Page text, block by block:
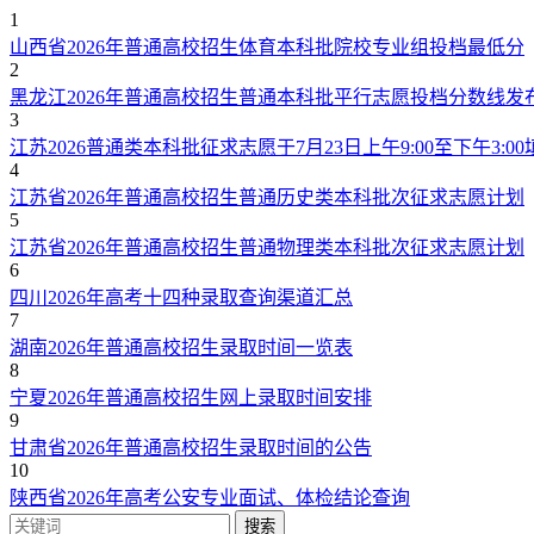
1
山西省2026年普通高校招生体育本科批院校专业组投档最低分
2
黑龙江2026年普通高校招生普通本科批平行志愿投档分数线发
3
江苏2026普通类本科批征求志愿于7月23日上午9:00至下午3:00
4
江苏省2026年普通高校招生普通历史类本科批次征求志愿计划
5
江苏省2026年普通高校招生普通物理类本科批次征求志愿计划
6
四川2026年高考十四种录取查询渠道汇总
7
湖南2026年普通高校招生录取时间一览表
8
宁夏2026年普通高校招生网上录取时间安排
9
甘肃省2026年普通高校招生录取时间的公告
10
陕西省2026年高考公安专业面试、体检结论查询
搜索